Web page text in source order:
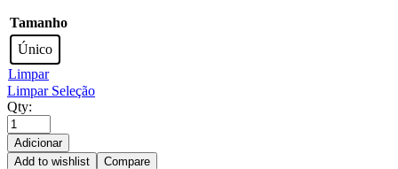
Tamanho
Único
Limpar
Limpar Seleção
Qty:
Adicionar
Add to wishlist
Compare